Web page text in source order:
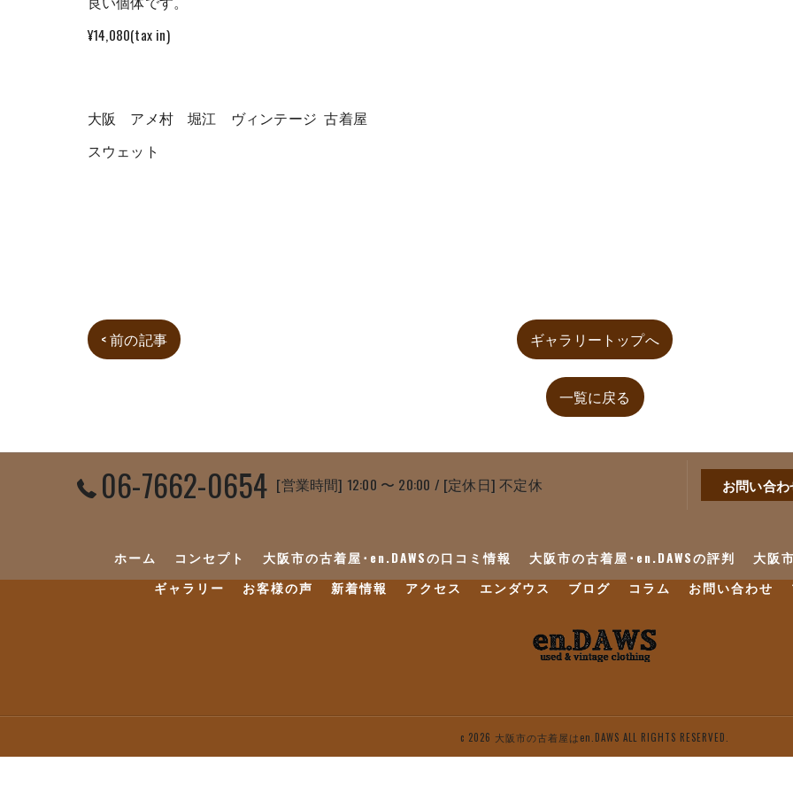
¥14,080(tax in)
大阪 アメ村 堀江 ヴィンテージ 古着屋
スウェット
< 前の記事 ギャラリートップへ
一覧に戻る
06-7662-0654 [営業時間] 12:00 〜 20:00 / [定休日] 不定休 お問い合
ホーム コンセプト 大阪市の古着屋･en.DAWSの口コミ情報 大阪市の古着屋･en.DAWSの評判 大阪
ギャラリー
お客様の声 新着情報 アクセス エンダウス ブログ コラム お問い合わせ
c 2026 大阪市の古着屋はen.DAWS ALL RIGHTS RESERVED.